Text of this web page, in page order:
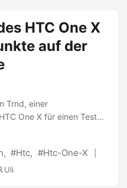
HTC One X
auf der
Trnd, einer
One X für einen Test
ich dieses ausgepackt
vertraut gemacht
Dabei ist mir auf
5 metallische Punkte
Htc Htc-One-X
Uli